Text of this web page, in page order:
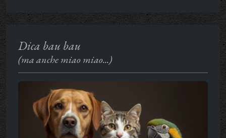
Dica bau bau
(ma anche miao miao...)